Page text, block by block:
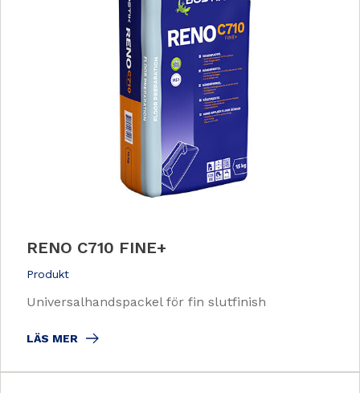
RENO C710 FINE+
Produkt
Universalhandspackel för fin slutfinish
LÄS MER